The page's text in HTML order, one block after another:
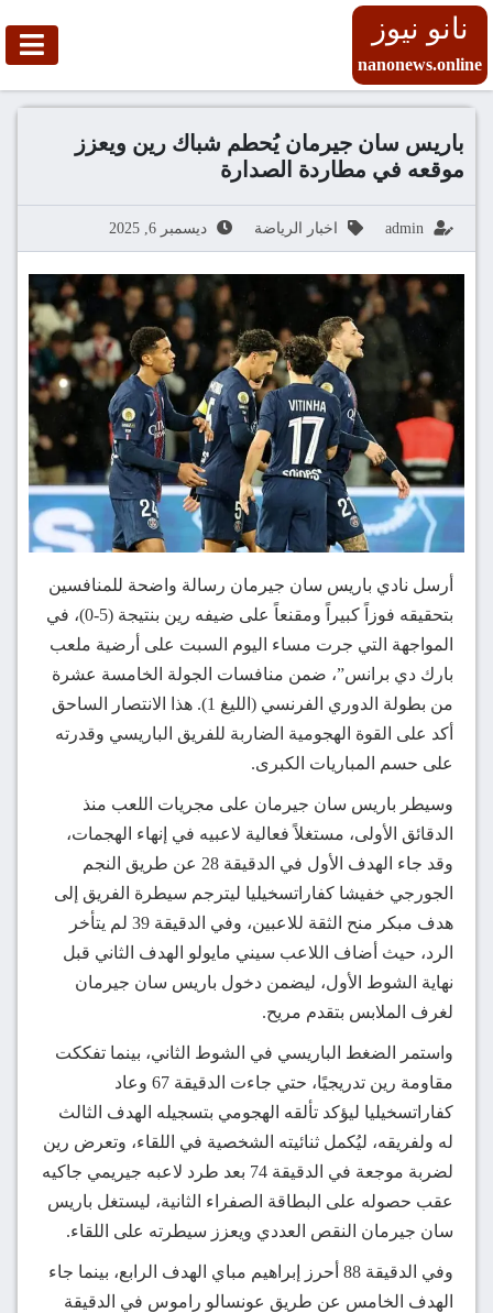
نانو نيوز
nanonews.online
باريس سان جيرمان يُحطم شباك رين ويعزز
موقعه في مطاردة الصدارة
admin اخبار الرياضة ديسمبر 6, 2025
أرسل نادي باريس سان جيرمان رسالة واضحة للمنافسين
بتحقيقه فوزاً كبيراً ومقنعاً على ضيفه رين بنتيجة (5-0)، في
المواجهة التي جرت مساء اليوم السبت على أرضية ملعب
بارك دي برانس”، ضمن منافسات الجولة الخامسة عشرة
من بطولة الدوري الفرنسي (الليغ 1). هذا الانتصار الساحق
أكد على القوة الهجومية الضاربة للفريق الباريسي وقدرته
على حسم المباريات الكبرى.
وسيطر باريس سان جيرمان على مجريات اللعب منذ
الدقائق الأولى، مستغلاً فعالية لاعبيه في إنهاء الهجمات،
وقد جاء الهدف الأول في الدقيقة 28 عن طريق النجم
الجورجي خفيشا كفاراتسخيليا ليترجم سيطرة الفريق إلى
هدف مبكر منح الثقة للاعبين، وفي الدقيقة 39 لم يتأخر
الرد، حيث أضاف اللاعب سيني مايولو الهدف الثاني قبل
نهاية الشوط الأول، ليضمن دخول باريس سان جيرمان
لغرف الملابس بتقدم مريح.
واستمر الضغط الباريسي في الشوط الثاني، بينما تفككت
مقاومة رين تدريجيًا، حتي جاءت الدقيقة 67 وعاد
كفاراتسخيليا ليؤكد تألقه الهجومي بتسجيله الهدف الثالث
له ولفريقه، ليُكمل ثنائيته الشخصية في اللقاء، وتعرض رين
لضربة موجعة في الدقيقة 74 بعد طرد لاعبه جيريمي جاكيه
عقب حصوله على البطاقة الصفراء الثانية، ليستغل باريس
سان جيرمان النقص العددي ويعزز سيطرته على اللقاء.
وفي الدقيقة 88 أحرز إبراهيم مباي الهدف الرابع، بينما جاء
الهدف الخامس عن طريق عونسالو راموس في الدقيقة